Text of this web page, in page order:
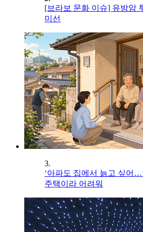
[브라보 문화 이슈] 유방암
미선
3.
‘아파도 집에서 늙고 싶어
주택이라 어려워